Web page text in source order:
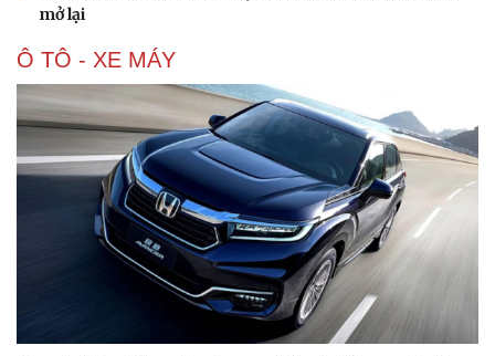
mở lại
Ô TÔ - XE MÁY